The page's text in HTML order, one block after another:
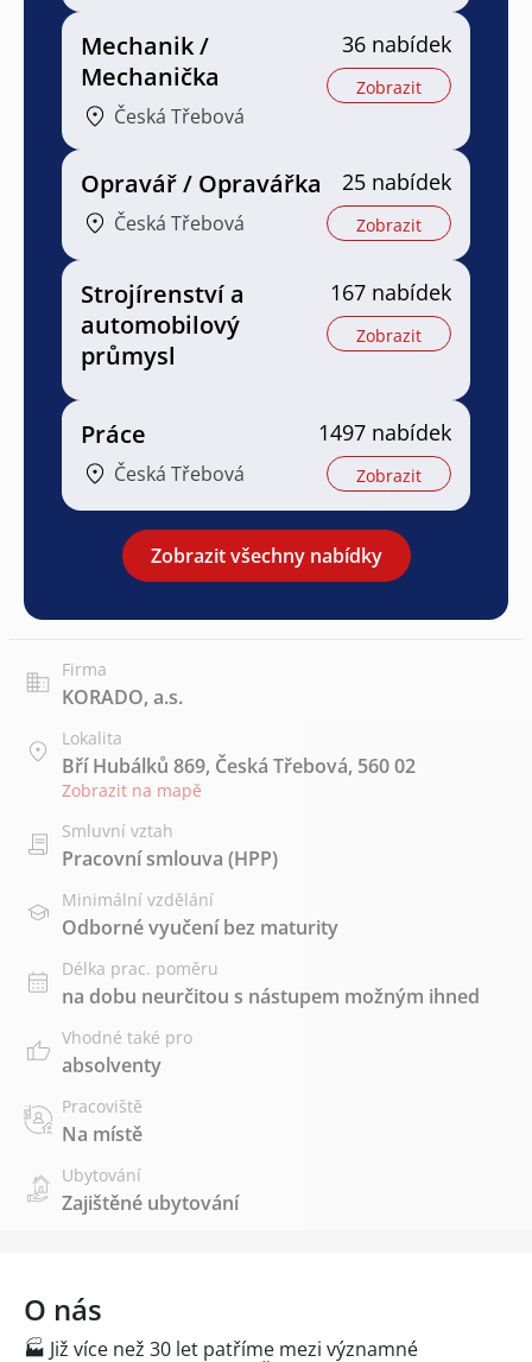
Mechanik /
Mechanička
Česká Třebová
36 nabídek
Zobrazit
Opravář / Opravářka
Česká Třebová
25 nabídek
Zobrazit
Strojírenství a
automobilový
průmysl
167 nabídek
Zobrazit
Práce
Česká Třebová
1497 nabídek
Zobrazit
Zobrazit všechny nabídky
Firma
KORADO, a.s.
Lokalita
Bří Hubálků 869, Česká Třebová, 560 02
Zobrazit na mapě
Smluvní vztah
Pracovní smlouva (HPP)
Minimální vzdělání
Odborné vyučení bez maturity
Délka prac. poměru
na dobu neurčitou s nástupem možným ihned
Vhodné také pro
absolventy
Pracoviště
Na místě
Ubytování
Zajištěné ubytování
O nás
🏭 Již více než 30 let patříme mezi významné